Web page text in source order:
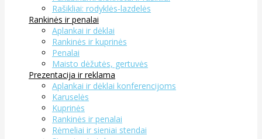
Rašikliai: rodyklės-lazdelės
Rankinės ir penalai
Aplankai ir dėklai
Rankinės ir kuprinės
Penalai
Maisto dėžutės, gertuvės
Prezentacija ir reklama
Aplankai ir dėklai konferencijoms
Karuselės
Kuprinės
Rankinės ir penalai
Rėmeliai ir sieniai stendai